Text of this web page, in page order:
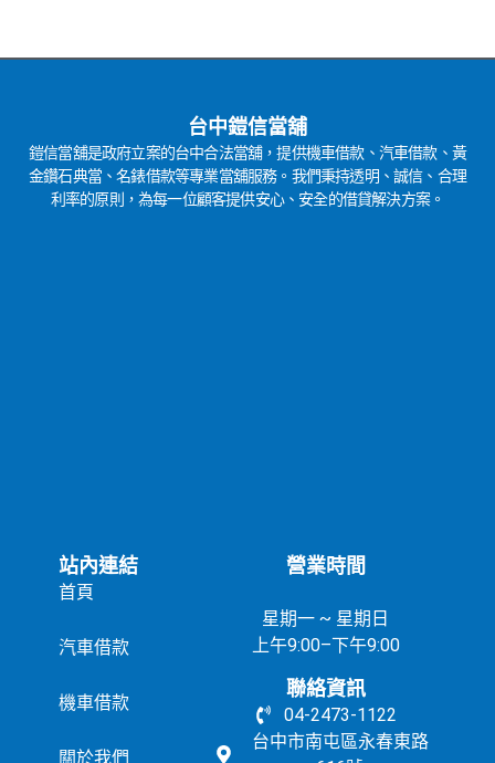
台中鎧信當舖
鎧信當舖是政府立案的台中合法當舖，提供機車借款、汽車借款、黃
金鑽石典當、名錶借款等專業當舖服務。我們秉持透明、誠信、合理
利率的原則，為每一位顧客提供安心、安全的借貸解決方案。
站內連結
首頁
汽車借款
機車借款
關於我們
營業時間
星期一 ~ 星期日
上午9:00–下午9:00
聯絡資訊
04-2473-1122
台中市南屯區永春東路